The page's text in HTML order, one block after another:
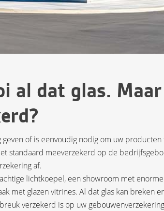
al dat glas.
of is eenvoudig nodig om uw
standaard meeverzekerd op de
af.
lichtkoepel, een showroom met
met glazen vitrines. Al dat glas kan breken
verzekerd is op uw